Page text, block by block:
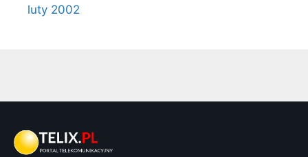
luty 2002